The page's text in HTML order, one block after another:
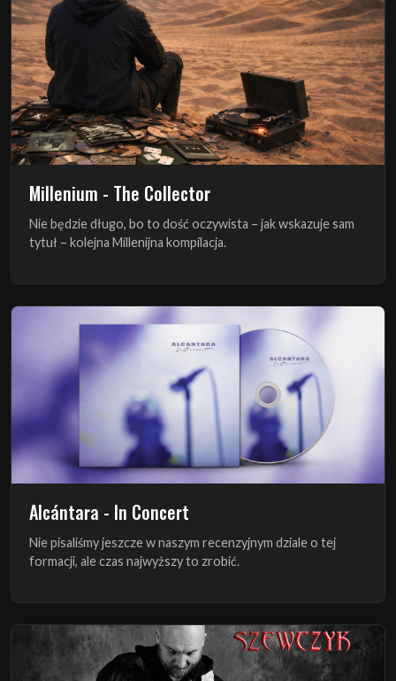
Millenium - The Collector
Nie będzie długo, bo to dość oczywista – jak wskazuje sam
tytuł – kolejna Millenijna kompilacja.
Alcántara - In Concert
Nie pisaliśmy jeszcze w naszym recenzyjnym dziale o tej
formacji, ale czas najwyższy to zrobić.